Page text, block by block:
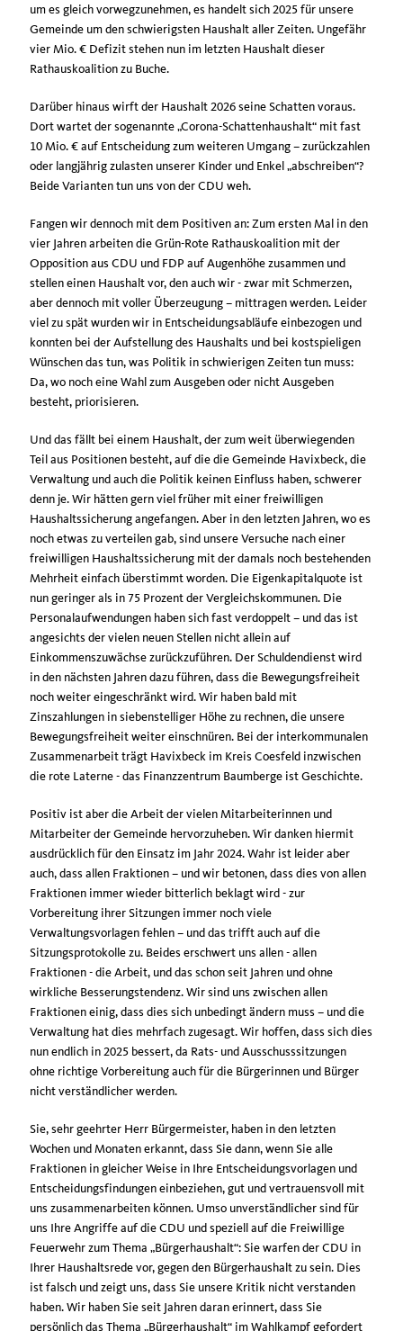
um es gleich vorwegzunehmen, es handelt sich 2025 für unsere
Gemeinde um den schwierigsten Haushalt aller Zeiten. Ungefähr
vier Mio. € Defizit stehen nun im letzten Haushalt dieser
Rathauskoalition zu Buche.
Darüber hinaus wirft der Haushalt 2026 seine Schatten voraus.
Dort wartet der sogenannte „Corona-Schattenhaushalt“ mit fast
10 Mio. € auf Entscheidung zum weiteren Umgang – zurückzahlen
oder langjährig zulasten unserer Kinder und Enkel „abschreiben“?
Beide Varianten tun uns von der CDU weh.
Fangen wir dennoch mit dem Positiven an: Zum ersten Mal in den
vier Jahren arbeiten die Grün-Rote Rathauskoalition mit der
Opposition aus CDU und FDP auf Augenhöhe zusammen und
stellen einen Haushalt vor, den auch wir - zwar mit Schmerzen,
aber dennoch mit voller Überzeugung – mittragen werden. Leider
viel zu spät wurden wir in Entscheidungsabläufe einbezogen und
konnten bei der Aufstellung des Haushalts und bei kostspieligen
Wünschen das tun, was Politik in schwierigen Zeiten tun muss:
Da, wo noch eine Wahl zum Ausgeben oder nicht Ausgeben
besteht, priorisieren.
Und das fällt bei einem Haushalt, der zum weit überwiegenden
Teil aus Positionen besteht, auf die die Gemeinde Havixbeck, die
Verwaltung und auch die Politik keinen Einfluss haben, schwerer
denn je. Wir hätten gern viel früher mit einer freiwilligen
Haushaltssicherung angefangen. Aber in den letzten Jahren, wo es
noch etwas zu verteilen gab, sind unsere Versuche nach einer
freiwilligen Haushaltssicherung mit der damals noch bestehenden
Mehrheit einfach überstimmt worden. Die Eigenkapitalquote ist
nun geringer als in 75 Prozent der Vergleichskommunen. Die
Personalaufwendungen haben sich fast verdoppelt – und das ist
angesichts der vielen neuen Stellen nicht allein auf
Einkommenszuwächse zurückzuführen. Der Schuldendienst wird
in den nächsten Jahren dazu führen, dass die Bewegungsfreiheit
noch weiter eingeschränkt wird. Wir haben bald mit
Zinszahlungen in siebenstelliger Höhe zu rechnen, die unsere
Bewegungsfreiheit weiter einschnüren. Bei der interkommunalen
Zusammenarbeit trägt Havixbeck im Kreis Coesfeld inzwischen
die rote Laterne - das Finanzzentrum Baumberge ist Geschichte.
Positiv ist aber die Arbeit der vielen Mitarbeiterinnen und
Mitarbeiter der Gemeinde hervorzuheben. Wir danken hiermit
ausdrücklich für den Einsatz im Jahr 2024. Wahr ist leider aber
auch, dass allen Fraktionen – und wir betonen, dass dies von allen
Fraktionen immer wieder bitterlich beklagt wird - zur
Vorbereitung ihrer Sitzungen immer noch viele
Verwaltungsvorlagen fehlen – und das trifft auch auf die
Sitzungsprotokolle zu. Beides erschwert uns allen - allen
Fraktionen - die Arbeit, und das schon seit Jahren und ohne
wirkliche Besserungstendenz. Wir sind uns zwischen allen
Fraktionen einig, dass dies sich unbedingt ändern muss – und die
Verwaltung hat dies mehrfach zugesagt. Wir hoffen, dass sich dies
nun endlich in 2025 bessert, da Rats- und Ausschusssitzungen
ohne richtige Vorbereitung auch für die Bürgerinnen und Bürger
nicht verständlicher werden.
Sie, sehr geehrter Herr Bürgermeister, haben in den letzten
Wochen und Monaten erkannt, dass Sie dann, wenn Sie alle
Fraktionen in gleicher Weise in Ihre Entscheidungsvorlagen und
Entscheidungsfindungen einbeziehen, gut und vertrauensvoll mit
uns zusammenarbeiten können. Umso unverständlicher sind für
uns Ihre Angriffe auf die CDU und speziell auf die Freiwillige
Feuerwehr zum Thema „Bürgerhaushalt“: Sie warfen der CDU in
Ihrer Haushaltsrede vor, gegen den Bürgerhaushalt zu sein. Dies
ist falsch und zeigt uns, dass Sie unsere Kritik nicht verstanden
haben. Wir haben Sie seit Jahren daran erinnert, dass Sie
persönlich das Thema „Bürgerhaushalt“ im Wahlkampf gefordert